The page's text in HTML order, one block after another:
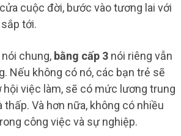
cuộc đời, bước vào tương lai với
tới.
chung, bằng cấp 3nói riêng vẫn
Nếu không có nó, các bạn trẻ sẽ
hội việc làm, sẽ có mức lương trung
thấp. Và hơn nữa, không có nhiều
công việc và sự nghiệp.